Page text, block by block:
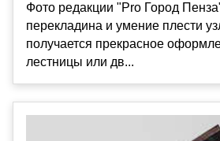
Фото редакции "Pro Город
перекладина и умение плести
получается прекрасное
лестницы или дв...